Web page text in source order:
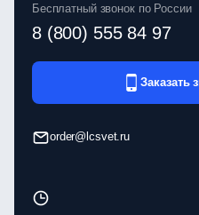
Бесплатный звонок по России
8 (800) 555 84 97
Заказать
order@lcsvet.ru